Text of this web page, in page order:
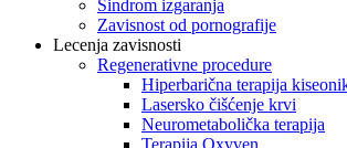
Sindrom izgaranja
Zavisnost od pornografije
Lecenja zavisnosti
Regenerativne procedure
Hiperbarična terapija
Lasersko čišćenje krvi
Neurometabolička terapija
Terapija Oxyven